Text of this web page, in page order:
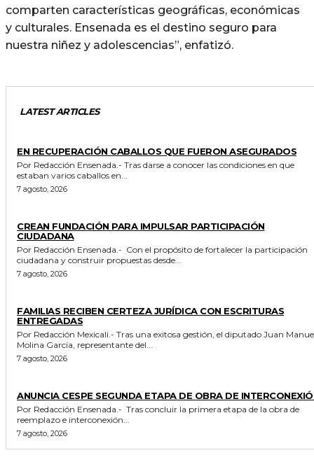
comparten características geográficas, económicas
y culturales. Ensenada es el destino seguro para
nuestra niñez y adolescencias”, enfatizó.
LATEST ARTICLES
EN RECUPERACIÓN CABALLOS QUE FUERON ASEGURADOS
Por Redacción Ensenada.- Tras darse a conocer las condiciones en que
estaban varios caballos en...
7 agosto, 2026
CREAN FUNDACIÓN PARA IMPULSAR PARTICIPACIÓN
CIUDADANA
Por Redacción Ensenada.- Con el propósito de fortalecer la participación
ciudadana y construir propuestas desde...
7 agosto, 2026
FAMILIAS RECIBEN CERTEZA JURÍDICA CON ESCRITURAS
ENTREGADAS
Por Redacción Mexicali.- Tras una exitosa gestión, el diputado Juan Manuel
Molina García, representante del...
7 agosto, 2026
ANUNCIA CESPE SEGUNDA ETAPA DE OBRA DE
Por Redacción Ensenada.- Tras concluir la primera etapa de la obra de
reemplazo e interconexión...
7 agosto, 2026